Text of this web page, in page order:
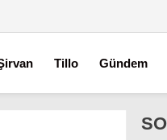
Tillo Gündem